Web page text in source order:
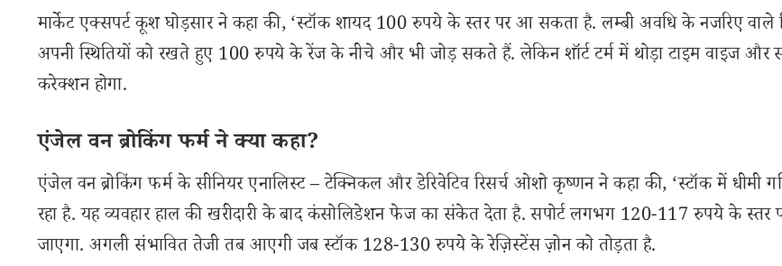
मार्केट एक्सपर्ट कूश घोड़सार ने कहा की, ‘स्टॉक शायद 100 रुपये के स्तर पर आ सकता है. लम्बी अवधि के नजरिए
अपनी स्थितियों को रखते हुए 100 रुपये के रेंज के नीचे और भी जोड़ सकते हैं. लेकिन शॉर्ट टर्म में थोड़ा टाइम वाइज और
करेक्शन होगा.
एंजेल वन ब्रोकिंग फर्म ने क्या कहा?
एंजेल वन ब्रोकिंग फर्म के सीनियर एनालिस्ट – टेक्निकल और डेरिवेटिव रिसर्च ओशो कृष्णन ने कहा की, ‘स्टॉक में धीमी
रहा है. यह व्यवहार हाल की खरीदारी के बाद कंसोलिडेशन फेज का संकेत देता है. सपोर्ट लगभग 120-117 रुपये के स्तर
जाएगा. अगली संभावित तेजी तब आएगी जब स्टॉक 128-130 रुपये के रेज़िस्टेंस ज़ोन को तोड़ता है.